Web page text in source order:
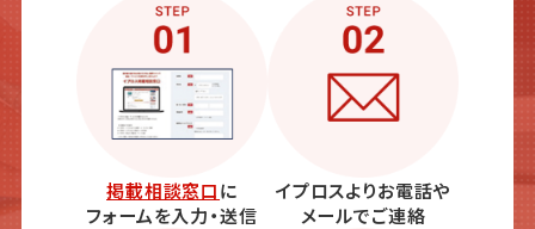
掲載相談窓口に
フォームを入力・送信
イプロスよりお電話や
メールでご連絡